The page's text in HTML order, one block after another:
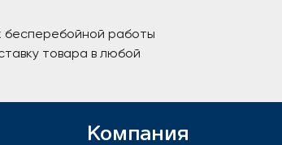
бесперебойной работы
товара в любой
Компания